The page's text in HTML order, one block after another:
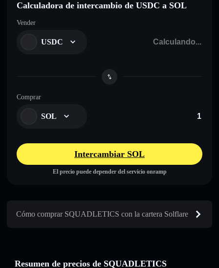
Calculadora de intercambio de USDC a SOL
Vender
USDC
Comprar
SOL
Intercambiar SOL
El precio puede depender del servicio onramp
Cómo comprar SQUADLETICS con la cartera Solflare
Resumen de precios de SQUADLETICS